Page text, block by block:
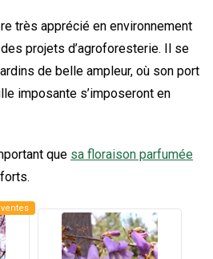
très apprécié en environnement
projets d’agroforesterie. Il se
de belle ampleur, où son port
imposante s’imposeront en
que sa floraison parfumée
ventes